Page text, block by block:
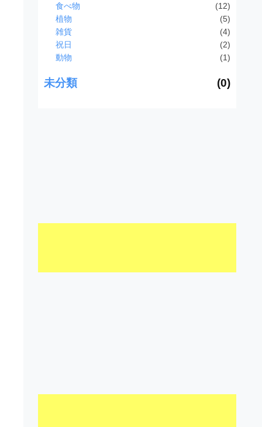
食べ物
(12)
植物
(5)
雑貨
(4)
祝日
(2)
動物
(1)
未分類 (0)